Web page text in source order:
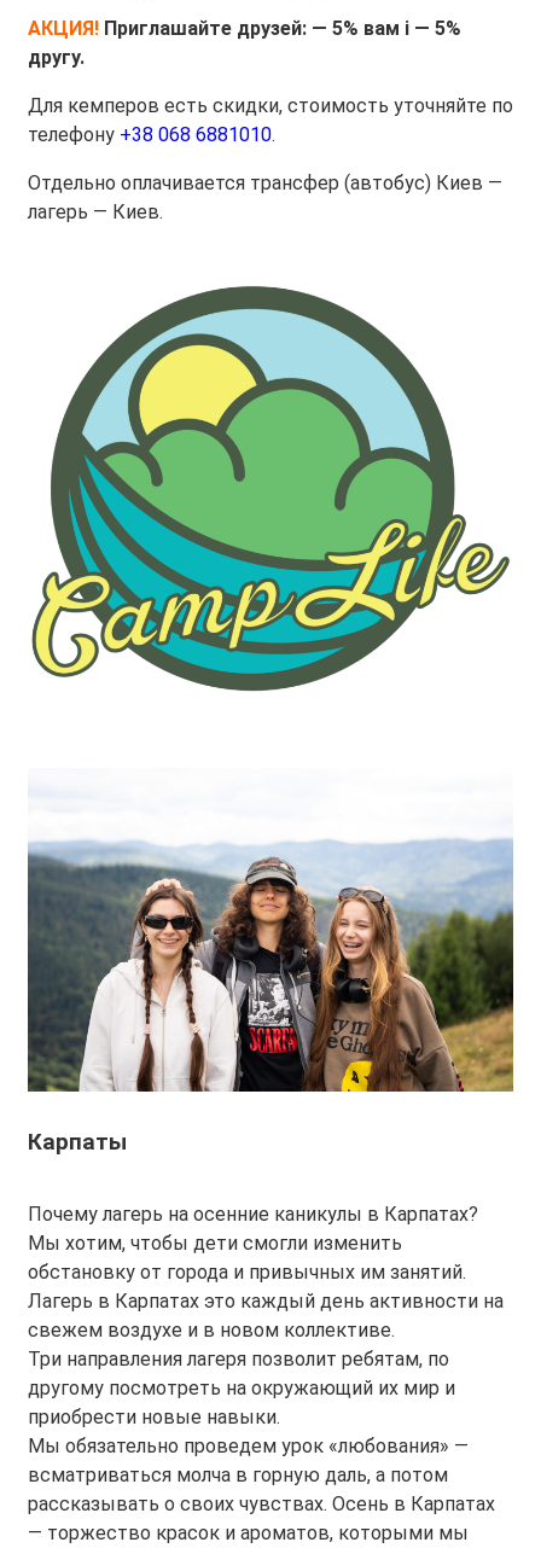
АКЦИЯ! Приглашайте друзей: — 5% вам і — 5%
другу.
Для кемперов есть скидки, стоимость уточняйте по
телефону +38 068 6881010.
Отдельно оплачивается трансфер (автобус) Киев —
лагерь — Киев.
Карпаты
Почему лагерь на осенние каникулы в Карпатах?
Мы хотим, чтобы дети смогли изменить
обстановку от города и привычных им занятий.
Лагерь в Карпатах это каждый день активности на
свежем воздухе и в новом коллективе.
Три направления лагеря позволит ребятам, по
другому посмотреть на окружающий их мир и
приобрести новые навыки.
Мы обязательно проведем урок «любования» —
всматриваться молча в горную даль, а потом
рассказывать о своих чувствах. Осень в Карпатах
— торжество красок и ароматов, которыми мы